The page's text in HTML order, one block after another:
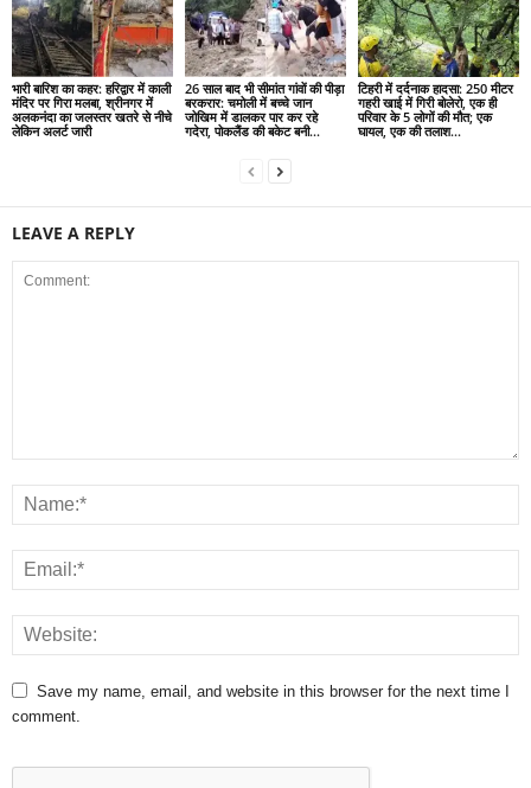
भारी बारिश का कहर: हरिद्वार में काली
मंदिर पर गिरा मलबा, श्रीनगर में
अलकनंदा का जलस्तर खतरे से नीचे
लेकिन अलर्ट जारी
26 साल बाद भी सीमांत गांवों की पीड़ा
बरकरार: चमोली में बच्चे जान
जोखिम में डालकर पार कर रहे
गदेरा, पोकलैंड की बकेट बनी...
टिहरी में दर्दनाक हादसा: 250 मीटर
गहरी खाई में गिरी बोलेरो, एक ही
परिवार के 5 लोगों की मौत; एक
घायल, एक की तलाश...
LEAVE A REPLY
Save my name, email, and website in this browser for the next time I
comment.